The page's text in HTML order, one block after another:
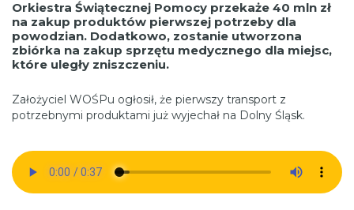
Orkiestra Świątecznej Pomocy przekaże 40 mln zł
na zakup produktów pierwszej potrzeby dla
powodzian. Dodatkowo, zostanie utworzona
zbiórka na zakup sprzętu medycznego dla miejsc,
które uległy zniszczeniu.
Założyciel WOŚPu ogłosił, że pierwszy transport z
potrzebnymi produktami już wyjechał na Dolny Śląsk.